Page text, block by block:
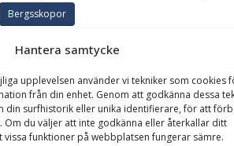
Hantera samtycke
upplevelsen använder vi tekniker som cookies
från din enhet. Genom att godkänna dessa
din surfhistorik eller unika identifierare, för att
du väljer att inte godkänna eller återkallar ditt
vissa funktioner på webbplatsen fungerar sämre.
Bergsskopor
trubbskär, tänder och segment